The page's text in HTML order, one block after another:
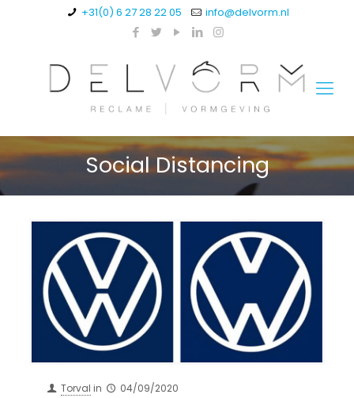
+31(0) 6 27 28 22 05 info@delvorm.nl
Social Distancing
Torval in 04/09/2020